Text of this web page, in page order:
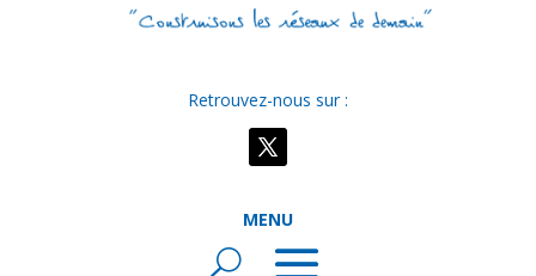
Retrouvez-nous sur :
MENU